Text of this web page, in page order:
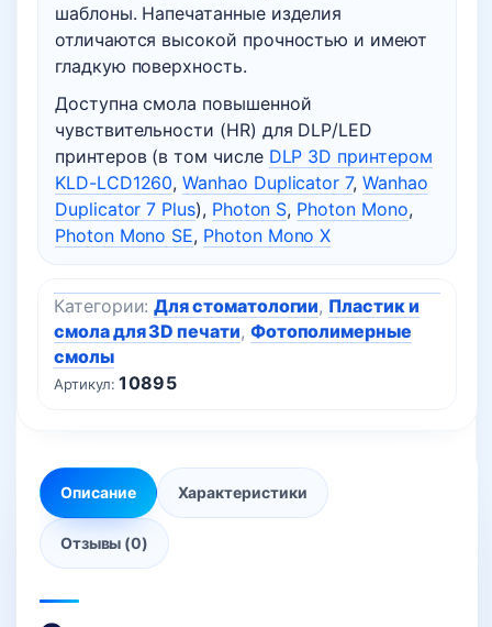
шаблоны. Напечатанные изделия
отличаются высокой прочностью и имеют
гладкую поверхность.
Доступна смола повышенной
чувствительности (HR) для DLP/LED
принтеров (в том числе DLP 3D принтером
KLD-LCD1260,Wanhao Duplicator 7, Wanhao
Duplicator 7 Plus), Photon S, Photon Mono,
Photon Mono SE, Photon Mono X
Артикул:10895
Категории:Для стоматологии, Пластик и
смола для 3D печати, Фотополимерные
смолы
Описание Характеристики
Отзывы (0)